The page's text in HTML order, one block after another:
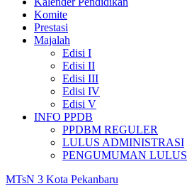
Komite
Prestasi
Majalah
Edisi I
Edisi II
Edisi III
Edisi IV
Edisi V
INFO PPDB
PPDBM REGULER
LULUS ADMINISTRASI
PENGUMUMAN LULUS
MTsN 3 Kota Pekanbaru